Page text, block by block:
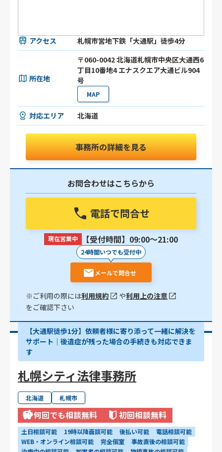
アクセス 札幌市営地下鉄「大通駅」徒歩4分
所在地
〒060-0042 北海道札幌市中央区大通西6
丁目10番地4 エナスクエア大通ビル904
号
MAP
対応エリア 北海道
事務所の詳細を見る
お問合わせはこちらから
電話で問合せ
現在営業中 【受付時間】09:00〜21:00
24時間いつでも受付中
メールで問合せ
※ご利用の際には利用規約 や利用上の注意
をご確認下さい
【大通駅徒歩1分】依頼者様に寄り添って一緒に解決を
サポート｜後遺症が残った場合の手続きも対応できま
す
札幌シティ法律事務所
北海道 札幌市
何回でも相談無料 初回相談無料
土日相談可能 19時以降面談可能 後払い可能
電話相談可能
WEB・オンライン相談可能
完全個室
事故直後の相談可能